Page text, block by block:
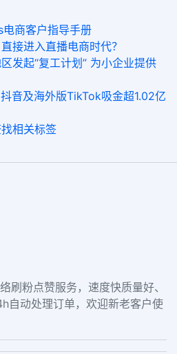
商客户指导手册
接进入直播电商时代？
发起“复工计划” 为小企业提供
音及海外版TikTok吸金超1.02亿
相关标签
刷粉点赞服务，速度快质量好、
自动处理订单，欢迎新老客户使